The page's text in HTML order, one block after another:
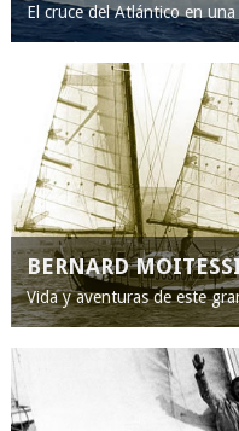
El cruce del Atlántico en
BERNARD
Vida y aventuras de este